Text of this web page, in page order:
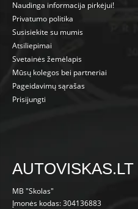
Naudinga informacija pirkėjui!
Privatumo politika
Susisiekite su mumis
Atsiliepimai
Svetainės žemėlapis
Mūsų kolegos bei partneriai
Pageidavimų sąrašas
Prisijungti
AUTOVISKAS.LT
MB "Skolas"
Įmonės kodas: 304136883